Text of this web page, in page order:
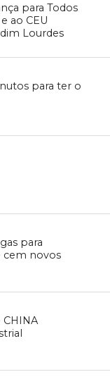
para Todos
ao CEU
Lourdes
para ter o
para
cem novos
CHINA